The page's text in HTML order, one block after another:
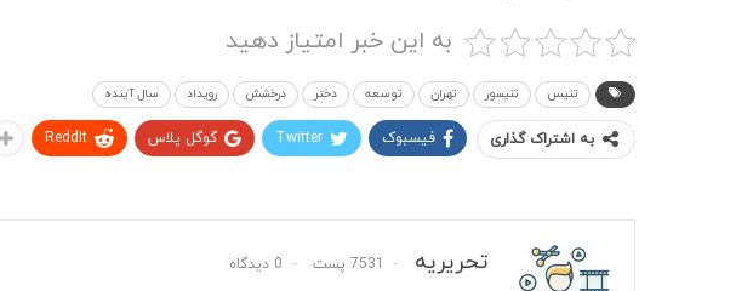
به این خبر امتیاز دهید
تنیس تنیسور تهران توسعه دختر درخشش رویداد سال آینده
به اشتراک گذاری فیسبوک Twitter گوگل پلاس ReddIt
تحریریه 7531 پست 0 دیدگاه